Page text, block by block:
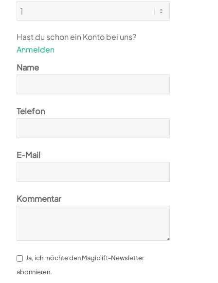
Hast du schon ein Konto bei uns?
Anmelden
Name
Telefon
E-Mail
Kommentar
Ja, ich möchte den Magiclift-Newsletter
abonnieren.